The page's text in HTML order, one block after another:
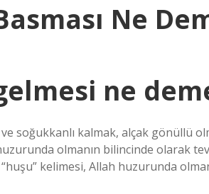
Ne
ne
soğukkanlı kalmak, alçak gönüllü
olmanın bilincinde olarak
kelimesi, Allah huzurunda